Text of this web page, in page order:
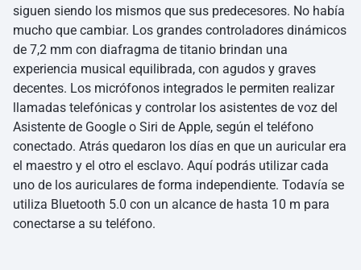
siguen siendo los mismos que sus predecesores. No había
mucho que cambiar. Los grandes controladores dinámicos
de 7,2 mm con diafragma de titanio brindan una
experiencia musical equilibrada, con agudos y graves
decentes. Los micrófonos integrados le permiten realizar
llamadas telefónicas y controlar los asistentes de voz del
Asistente de Google o Siri de Apple, según el teléfono
conectado. Atrás quedaron los días en que un auricular era
el maestro y el otro el esclavo. Aquí podrás utilizar cada
uno de los auriculares de forma independiente. Todavía se
utiliza Bluetooth 5.0 con un alcance de hasta 10 m para
conectarse a su teléfono.